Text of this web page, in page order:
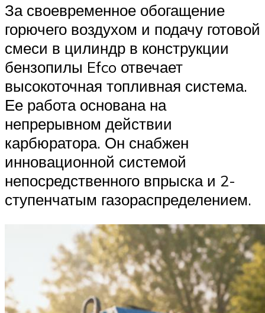
За своевременное обогащение
горючего воздухом и подачу готовой
смеси в цилиндр в конструкции
бензопилы Efco отвечает
высокоточная топливная система.
Ее работа основана на
непрерывном действии
карбюратора. Он снабжен
инновационной системой
непосредственного впрыска и 2-
ступенчатым газораспределением.